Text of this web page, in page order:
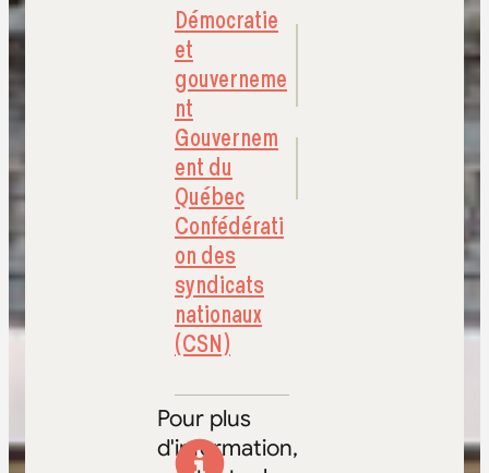
Démocratie
et
gouverneme
nt
Gouvernem
ent du
Québec
Confédérati
on des
syndicats
nationaux
(CSN)
Pour plus
d'information,